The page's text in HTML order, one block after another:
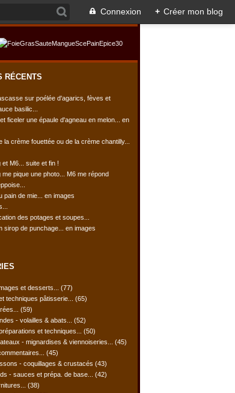
Connexion + Créer mon blog
RÉCENTS
sur poélée d'agarics, fèves et
basilic...
ficeler une épaule d'agneau en melon... en
la crème fouettée ou de la crème chantilly...
et M6... suite et fin !
me pique une photo... M6 me répond
pain de mie... en images
des potages et soupes...
sirop de punchage... en images
et desserts...
(77)
techniques pâtisserie...
(65)
(59)
- volailles & abats...
(52)
et techniques...
(50)
- mignardises & viennoiseries...
(45)
(45)
- coquillages & crustacés (43)
- sauces et prépa. de base...
(42)
(38)